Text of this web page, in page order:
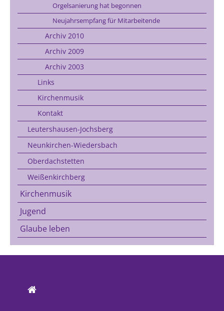
Orgelsanierung hat begonnen
Neujahrsempfang für Mitarbeitende
Archiv 2010
Archiv 2009
Archiv 2003
Links
Kirchenmusik
Kontakt
Leutershausen-Jochsberg
Neunkirchen-Wiedersbach
Oberdachstetten
Weißenkirchberg
Kirchenmusik
Jugend
Glaube leben